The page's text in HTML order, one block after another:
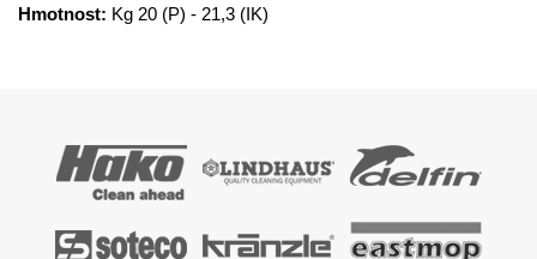
Hmotnost: Kg 20 (P) - 21,3 (IK)